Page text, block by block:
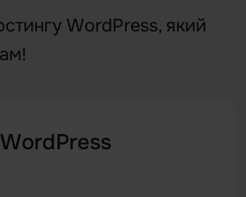
WordPress, який